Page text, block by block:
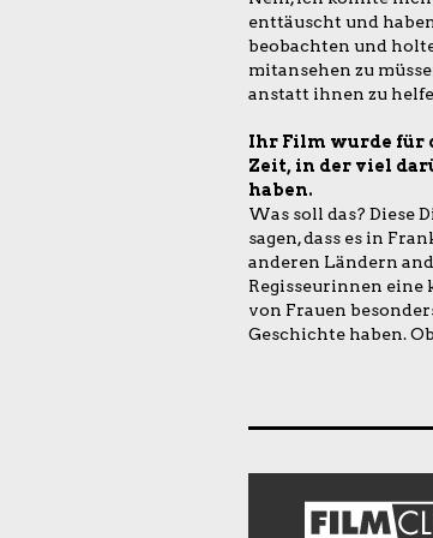
enttäuscht und
beobachten und
mitansehen zu
anstatt ihnen zu
Ihr Film wurde für
Zeit, in der viel
haben.
Was soll das? Diese
sagen, dass es in
anderen Ländern
Regisseurinnen eine
von Frauen
Geschichte haben.